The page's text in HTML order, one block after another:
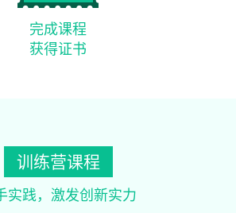
完成课程
获得证书
训练营课程
实践，激发创新实力